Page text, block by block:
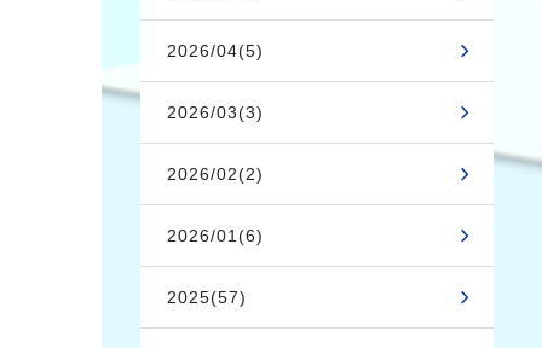
2026/04(5)
2026/03(3)
2026/02(2)
2026/01(6)
2025(57)